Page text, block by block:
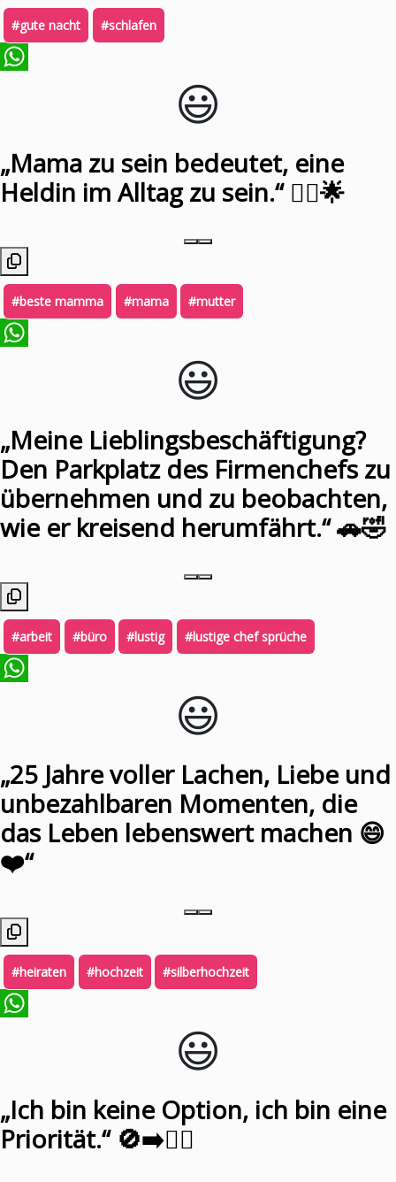
#gute nacht #schlafen
😃️
„Mama zu sein bedeutet, eine
Heldin im Alltag zu sein.“ 🦸‍♀️🌟
#beste mamma #mama #mutter
😃️
„Meine Lieblingsbeschäftigung?
Den Parkplatz des Firmenchefs zu
übernehmen und zu beobachten,
wie er kreisend herumfährt.“ 🚗🤣
#arbeit #büro #lustig #lustige chef sprüche
😃️
„25 Jahre voller Lachen, Liebe und
unbezahlbaren Momenten, die
das Leben lebenswert machen 😄
❤️“
#heiraten #hochzeit #silberhochzeit
😃️
„Ich bin keine Option, ich bin eine
Priorität.“ 🚫➡️🙋‍♀️